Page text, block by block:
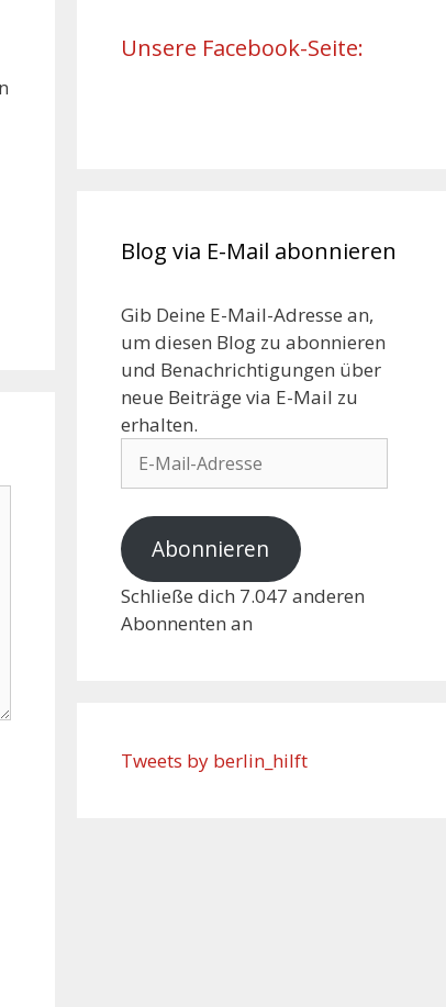
Unsere Facebook-Seite:
Blog via E-Mail abonnieren
Gib Deine E-Mail-Adresse an,
um diesen Blog zu abonnieren
und Benachrichtigungen über
neue Beiträge via E-Mail zu
erhalten.
Abonnieren
Schließe dich 7.047 anderen
Abonnenten an
Tweets by berlin_hilft